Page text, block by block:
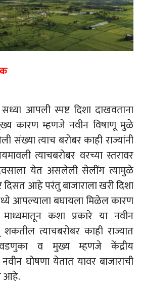
आपली स्पष्ट दिशा दाखवताना
कारण म्हणजे नवीन विषाणू मुळे
त्याच बरोबर काही राज्यांनी
त्याचबरोबर वरच्या स्तरावर
येत असलेली सेलींग त्यामुळे
दिसत आहे परंतु बाजाराला खरी दिशा
आपल्याला बघायला मिळेल कारण
कशा प्रकारे या नवीन
त्याचबरोबर काही राज्यात
व मुख्य म्हणजे केंद्रीय
घोषणा येतात यावर बाजाराची
आहे.